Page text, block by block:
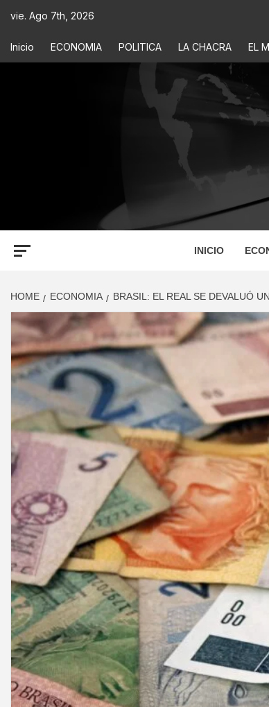
vie. Ago 7th, 2026
Inicio ECONOMIA POLITICA LA CHACRA EL
INICIO
HOME ECONOMIA BRASIL: EL REAL SE DEVALUÓ